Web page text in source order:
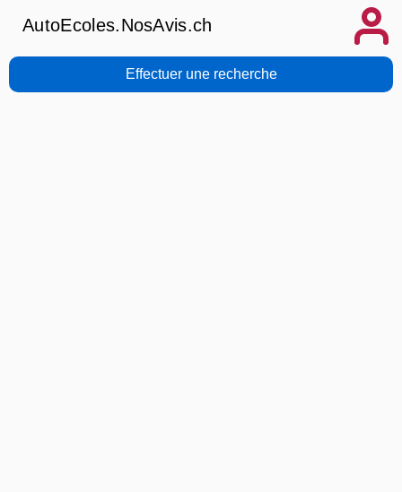
AutoEcoles.NosAvis.ch
Effectuer une recherche